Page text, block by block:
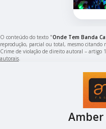
O conteúdo do texto "Onde Tem Banda
reprodução, parcial ou total, mesmo citando
Crime de violação de direito autoral – artigo
autorais.
Amber